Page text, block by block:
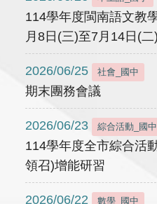
114學年度閩南語文教
月8日(三)至7月14日(
2026/06/25 社會_國中
期末團務會議
2026/06/23 綜合活動_國中
114學年度全市綜合活
領召)增能研習
2026/06/22 數學_國中